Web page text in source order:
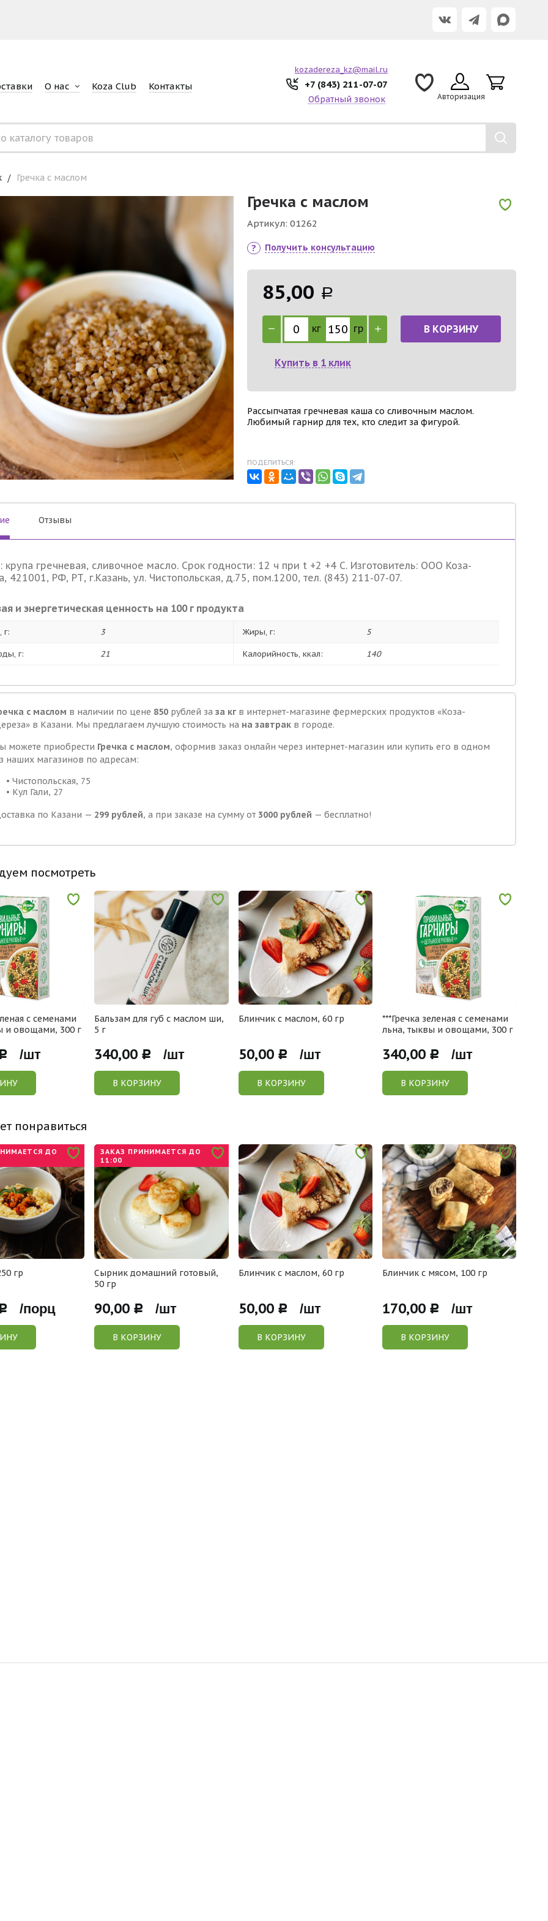
О нас Koza Club Контакты
kozadereza_kz@mail.ru
+7 (843) 211-07-07
Обратный звонок Авторизация
Гречка с маслом
Гречка с маслом
Артикул: 01262
Получить консультацию
85,00 Р
кг гр В КОРЗИНУ
Купить в 1 клик
Рассыпчатая гречневая каша со сливочным маслом.
Любимый гарнир для тех, кто следит за фигурой.
ПОДЕЛИТЬСЯ:
Отзывы
крупа гречневая, сливочное масло. Срок годности: 12 ч при t +2 +4 С. Изготовитель: ООО Коза-
421001, РФ, РТ, г.Казань, ул. Чистопольская, д.75, пом.1200, тел. (843) 211-07-07.
и энергетическая ценность на 100 г продукта
г: 3 Жиры, г: 5
г: 21 Калорийность, ккал: 140
с маслом в наличии по цене 850 рублей за за кг в интернет-магазине фермерских продуктов «Коза-
в Казани. Мы предлагаем лучшую стоимость на на завтрак в городе.
можете приобрести Гречка с маслом, оформив заказ онлайн через интернет-магазин или купить его в одном
наших магазинов по адресам:
• Чистопольская, 75
• Кул Гали, 27
по Казани — 299 рублей, а при заказе на сумму от 3000 рублей — бесплатно!
посмотреть
с семенами
и овощами, 300 г
/шт
Бальзам для губ с маслом ши,
5 г
340,00 Р /шт
В КОРЗИНУ
Блинчик с маслом, 60 гр
50,00 Р /шт
В КОРЗИНУ
***Гречка зеленая с семенами
льна, тыквы и овощами, 300 г
340,00 Р /шт
В КОРЗИНУ
понравиться
ДО
гр
/порц
ЗАКАЗ ПРИНИМАЕТСЯ ДО
11:00
Сырник домашний готовый,
50 гр
90,00 Р /шт
В КОРЗИНУ
Блинчик с маслом, 60 гр
50,00 Р /шт
В КОРЗИНУ
Блинчик с мясом, 100 гр
170,00 Р /шт
В КОРЗИНУ